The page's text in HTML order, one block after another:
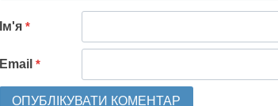
Ім'я *
Email *